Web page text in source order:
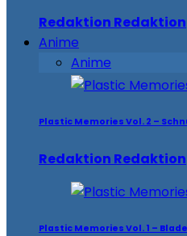
Redaktion Redaktion
Anime
Anime
Plastic Memories Vol. 2 –
Redaktion Redaktion
Plastic Memories Vol. 1 –